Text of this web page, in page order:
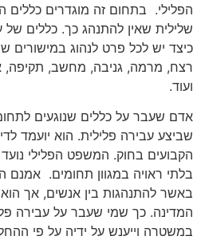
הפלילי. בתחום זה מוגדרים כללים
שלילית שאין להתנהג כך. כללים
כיצד יש לכל פרט לנהוג במישורים
רצח, מרמה, גניבה, מחשב, תקיפה,
ועוד.
אדם שעבר על כללים שנוגעים
שביצע עבירה פלילית. הוא יועמד
הקבועים בחוק. המשפט הפלילי
בלתי ראויה במגוון תחומים. אמנם
באשר להתנהגות בין אנשים, אך הוא
המדינה. כך שמי שעבר על עבירה
במשטרה וייענש על ידיה על פי